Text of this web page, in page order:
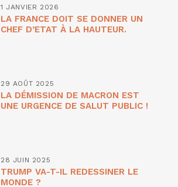
1 JANVIER 2026
LA FRANCE DOIT SE DONNER UN
CHEF D’ETAT À LA HAUTEUR.
29 AOÛT 2025
LA DÉMISSION DE MACRON EST
UNE URGENCE DE SALUT PUBLIC !
28 JUIN 2025
TRUMP VA-T-IL REDESSINER LE
MONDE ?